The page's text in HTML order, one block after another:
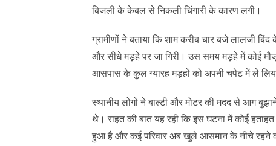
बिजली के केबल से निकली चिंगारी के कारण लगी।
ग्रामीणों ने बताया कि शाम करीब चार बजे लालजी
और सीधे मड़हे पर जा गिरी। उस समय मड़हे में कोई
आसपास के कुल ग्यारह मड़हों को अपनी चपेट में ले
स्थानीय लोगों ने बाल्टी और मोटर की मदद से आग
थे। राहत की बात यह रही कि इस घटना में कोई
हुआ है और कई परिवार अब खुले आसमान के नीचे रहने